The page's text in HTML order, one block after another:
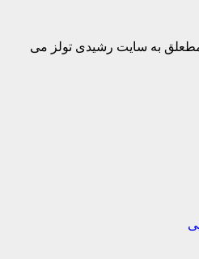
به سایت رشیدی تولز می